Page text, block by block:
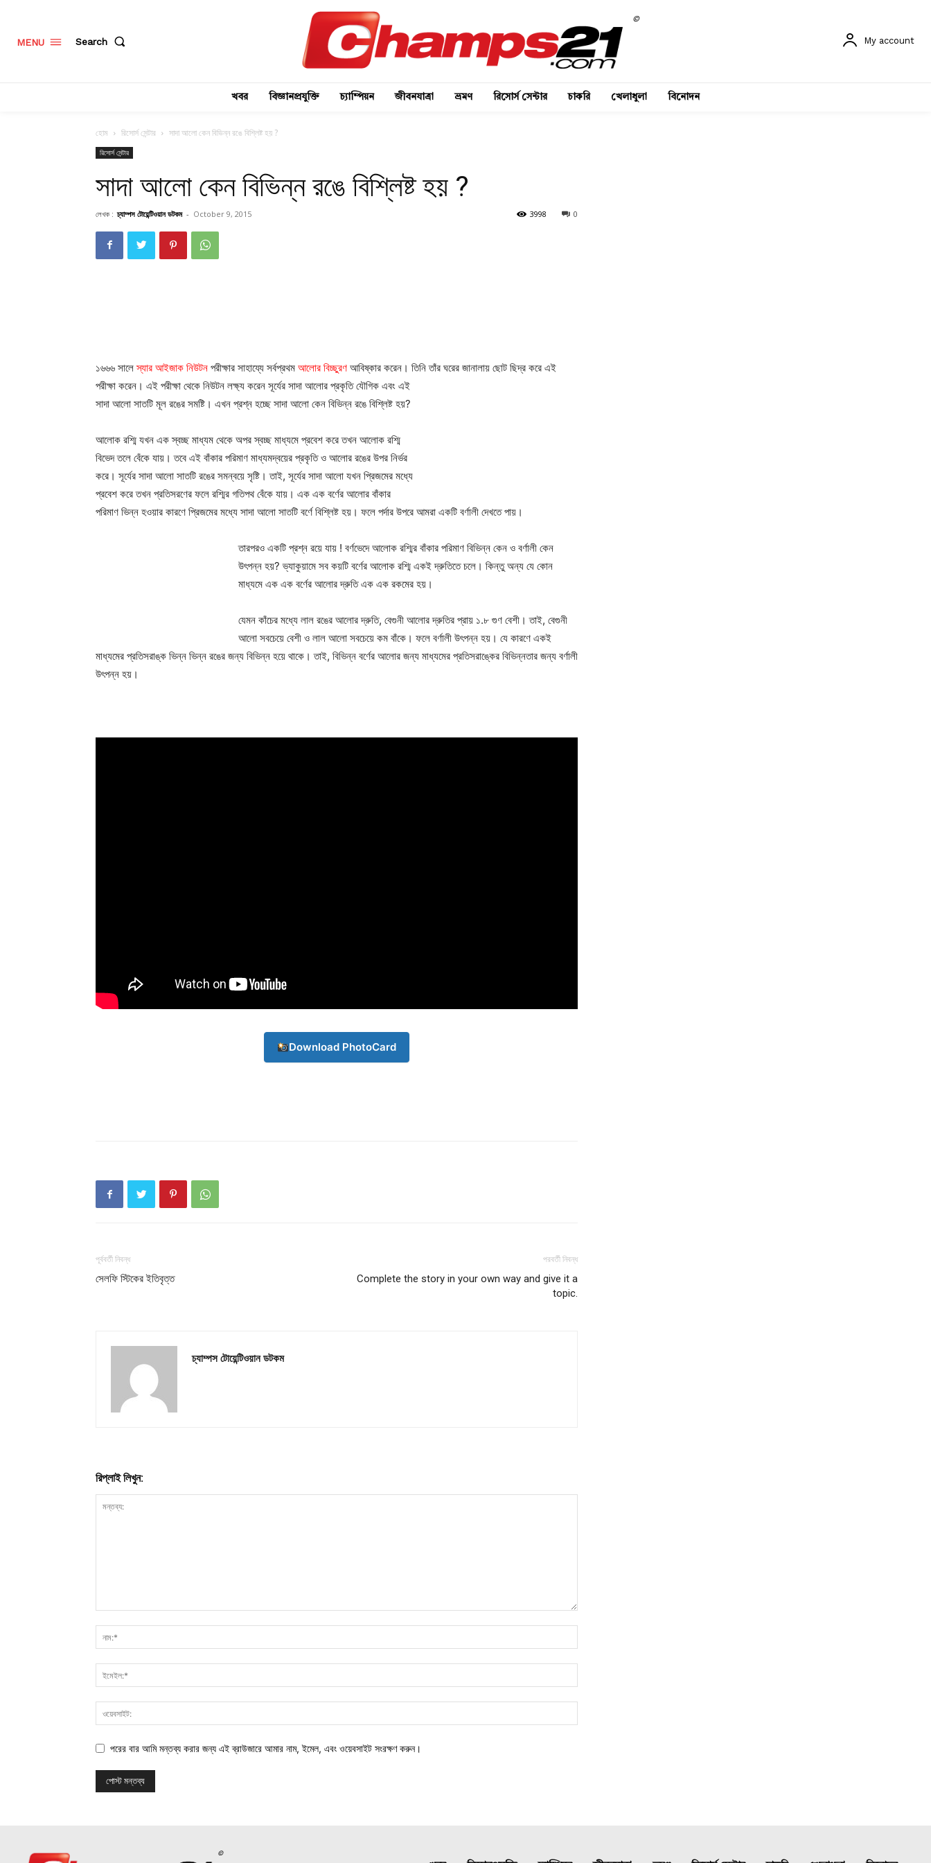
Champs21
MENU Search
©
My account
খবর বিজ্ঞানপ্রযুক্তি চ্যাম্পিয়ন জীবনযাত্রা ভ্রমণ রিসোর্স সেন্টার চাকরি খেলাধুলা বিনোদন
হোম রিসোর্স সেন্টার সাদা আলো কেন বিভিন্ন রঙে বিশ্লিষ্ট হয় ?
রিসোর্স সেন্টার
সাদা আলো কেন বিভিন্ন রঙে বিশ্লিষ্ট হয় ?
লেখক : চ্যাম্পস টোয়েন্টিওয়ান ডটকম - October 9, 2015 0
3998
১৬৬৬ সালেস্যার আইজাক নিউটন পরীক্ষার সাহায্যে সর্বপ্রথম আলোর বিচ্ছুরণ আবিষ্কার করেন। তিনি তাঁর ঘরের জানালায় ছোট ছিদ্র করে এই
পরীক্ষা করেন। এই পরীক্ষা থেকে নিউটন লক্ষ্য করেন সূর্যের সাদা আলোর প্রকৃতি যৌগিক এবং এই
সাদা আলো সাতটি মূল রঙের সমষ্টি। এখন প্রশ্ন হচ্ছে সাদা আলো কেন বিভিন্ন রঙে বিশ্লিষ্ট হয়?
আলোক রশ্মি যখন এক স্বচ্ছ মাধ্যম থেকে অপর স্বচ্ছ মাধ্যমে প্রবেশ করে তখন আলোক রশ্মি
বিভেদ তলে বেঁকে যায়। তবে এই বাঁকার পরিমাণ মাধ্যমদ্বয়ের প্রকৃতি ও আলোর রঙের উপর নির্ভর
করে। সূর্যের সাদা আলো সাতটি রঙের সমন্বয়ে সৃষ্টি। তাই, সূর্যের সাদা আলো যখন প্রিজমের মধ্যে
প্রবেশ করে তখন প্রতিসরণের ফলে রশ্মির গতিপথ বেঁকে যায়। এক এক বর্ণের আলোর বাঁকার
পরিমাণ ভিন্ন হওয়ার কারণে প্রিজমের মধ্যে সাদা আলো সাতটি বর্ণে বিশ্লিষ্ট হয়। ফলে পর্দার উপরে আমরা একটি বর্ণালী দেখতে পায়।
তারপরও একটি প্রশ্ন রয়ে যায় ! বর্ণভেদে আলোক রশ্মির বাঁকার পরিমাণ বিভিন্ন কেন ও বর্ণালী কেন
উৎপন্ন হয়? ভ্যাকুয়ামে সব কয়টি বর্ণের আলোক রশ্মি একই দ্রুতিতে চলে। কিন্তু অন্য যে কোন
মাধ্যমে এক এক বর্ণের আলোর দ্রুতি এক এক রকমের হয়।
যেমন কাঁচের মধ্যে লাল রঙের আলোর দ্রুতি, বেগুনী আলোর দ্রুতির প্রায় ১.৮ গুণ বেশী। তাই, বেগুনী
আলো সবচেয়ে বেশী ও লাল আলো সবচেয়ে কম বাঁকে। ফলে বর্ণালী উৎপন্ন হয়। যে কারণে একই
মাধ্যমের প্রতিসরাঙ্ক ভিন্ন ভিন্ন রঙের জন্য বিভিন্ন হয়ে থাকে। তাই, বিভিন্ন বর্ণের আলোর জন্য মাধ্যমের প্রতিসরাঙ্কের বিভিন্নতার জন্য বর্ণালী
উৎপন্ন হয়।
Download PhotoCard
পূর্ববর্তী নিবন্ধ
সেলফি স্টিকের ইতিবৃত্ত
পরবর্তী নিবন্ধ
Complete the story in your own way and give it a
topic.
চ্যাম্পস টোয়েন্টিওয়ান ডটকম
রিপ্লাই লিখুন:
পরের বার আমি মন্তব্য করার জন্য এই ব্রাউজারে আমার নাম, ইমেল, এবং ওয়েবসাইট সংরক্ষণ করুন।
©